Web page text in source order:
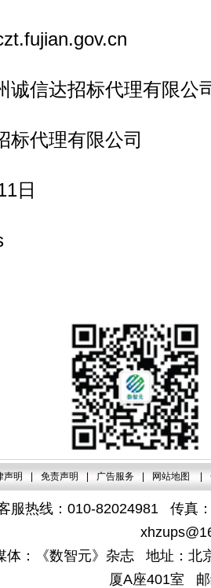
信达招标代理有限公
代理有限公司
日
声明 免责声明 广告服务 网站地图
服热线：010-82024981 传真
体：《数智元》杂志 地址：北
厦A座401室